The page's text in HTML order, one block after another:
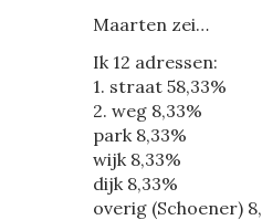
Maarten zei…
Ik 12 adressen:
1. straat 58,33%
2. weg 8,33%
park 8,33%
wijk 8,33%
dijk 8,33%
overig (Schoener)